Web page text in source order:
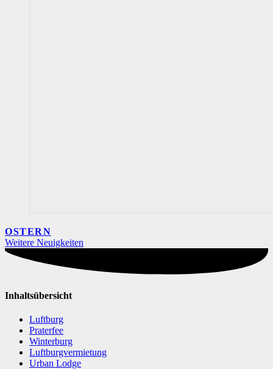
OSTERN
Weitere Neuigkeiten
Inhaltsübersicht
Luftburg
Praterfee
Winterburg
Luftburgvermietung
Urban Lodge